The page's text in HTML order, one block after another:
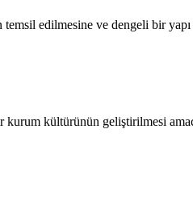
edilmesine ve dengeli bir
kültürünün geliştirilmesi